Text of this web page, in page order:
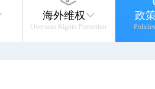
海外维权
Overseas Rights Protection
政